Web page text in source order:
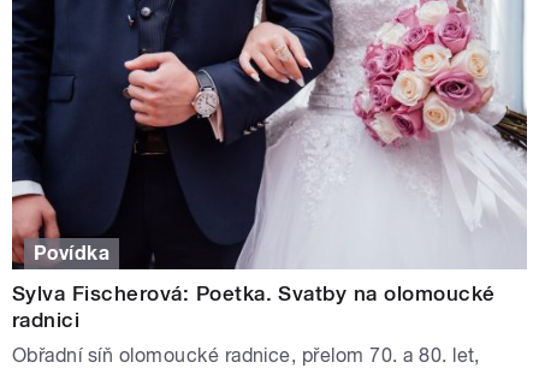
Povídka
Sylva Fischerová: Poetka. Svatby na olomoucké
radnici
Obřadní síň olomoucké radnice, přelom 70. a 80. let,